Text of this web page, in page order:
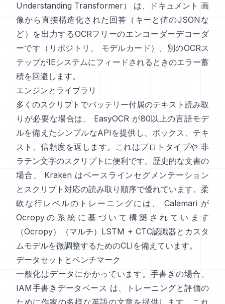
Understanding Transformer）
は、ドキュメント 画
像から直接構造化された回答（キーと値のJSONな
ど）を出力するOCRフリーのエンコーダーデコーダ
ーです（ リポジトリ 、 モデルカード ）、別のOCRス
テップがIEシステムにフィードされるときのエラー蓄
積を回避します。
エンジンとライブラリ
多くのスクリプトでバッテリー付属のテキスト読み取
りが必要な場合は、
EasyOCR が80以上の言語モデ
ルを備えたシンプルなAPIを提供し、ボックス、テキ
スト、信頼度を返します。これはプロトタイプや 非
ラテン文字のスクリプトに便利です。歴史的な文書の
場合、
Kraken はベースラインセグメンテーション
とスクリプト対応の読み取り順序で優れています。柔
軟な行レベルのトレーニングには、
Calamari が
Ocropyの系統に基づいて構築されています
（Ocropy）（マルチ）LSTM + CTC認識器とカスタ
ムモデルを微調整するためのCLIを備えています。
データセットとベンチマーク
一般化はデータにかかっています。手書きの場合、
IAM手書きデータベース は、トレーニングと評価の
ために作家の多様な英語の文章を提供します。これ